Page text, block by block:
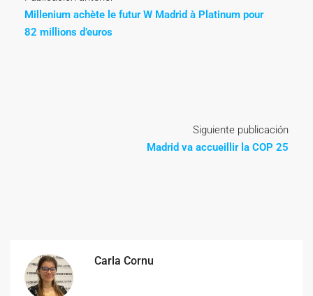
Millenium achète le futur W Madrid à Platinum pour
82 millions d’euros
Siguiente publicación
Madrid va accueillir la COP 25
Carla Cornu